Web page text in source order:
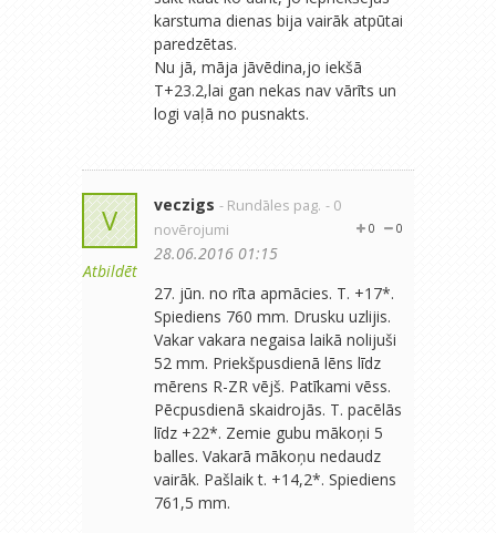
karstuma dienas bija vairāk atpūtai
paredzētas.
Nu jā, māja jāvēdina,jo iekšā
T+23.2,lai gan nekas nav vārīts un
logi vaļā no pusnakts.
V
Atbildēt
veczigs - Rundāles pag. - 0
novērojumi
0
0
28.06.2016 01:15
27. jūn. no rīta apmācies. T. +17*.
Spiediens 760 mm. Drusku uzlijis.
Vakar vakara negaisa laikā nolijuši
52 mm. Priekšpusdienā lēns līdz
mērens R-ZR vējš. Patīkami vēss.
Pēcpusdienā skaidrojās. T. pacēlās
līdz +22*. Zemie gubu mākoņi 5
balles. Vakarā mākoņu nedaudz
vairāk. Pašlaik t. +14,2*. Spiediens
761,5 mm.